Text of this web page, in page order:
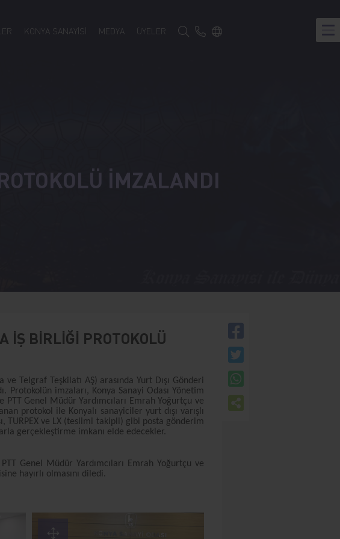
KONYA SANAYİSİ MEDYA ÜYELER
Google Translate
İMZALANDI
İŞ BİRLİĞİ PROTOKOLÜ
ve Telgraf Teşkilatı AŞ) arasında Yurt Dışı Gönderi
Protokolün imzaları, Konya Sanayi Odası Yönetim
PTT Genel Müdür Yardımcıları Emrah Yoğurtçu ve
protokol ile Konyalı sanayiciler yurt dışı varışlı
TURPEX ve LX (teslimi takipli) gibi posta gönderim
gerçekleştirme imkanı elde edecekler.
Genel Müdür Yardımcıları Emrah Yoğurtçu ve
hayırlı olmasını diledi.